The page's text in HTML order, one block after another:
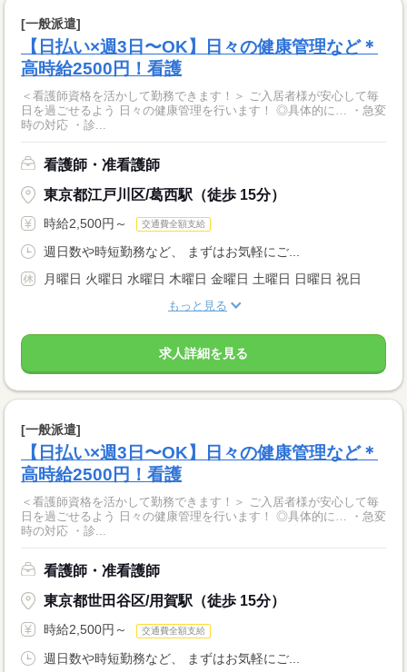
[一般派遣]
【日払い×週3日〜OK】日々の健康管理など＊
高時給2500円！看護
＜看護師資格を活かして勤務できます！＞ ご入居者様が安心して毎
日を過ごせるよう 日々の健康管理を行います！ ◎具体的に… ・急変
時の対応 ・診...
看護師・准看護師
東京都江戸川区/葛西駅（徒歩 15分）
時給2,500円～ 交通費全額支給
週日数や時短勤務など、 まずはお気軽にご...
月曜日 火曜日 水曜日 木曜日 金曜日 土曜日 日曜日 祝日
もっと見る
求人詳細を見る
[一般派遣]
【日払い×週3日〜OK】日々の健康管理など＊
高時給2500円！看護
＜看護師資格を活かして勤務できます！＞ ご入居者様が安心して毎
日を過ごせるよう 日々の健康管理を行います！ ◎具体的に… ・急変
時の対応 ・診...
看護師・准看護師
東京都世田谷区/用賀駅（徒歩 15分）
時給2,500円～ 交通費全額支給
週日数や時短勤務など、 まずはお気軽にご...